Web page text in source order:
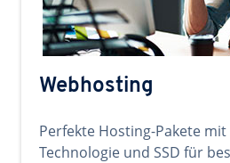
Webhosting
Perfekte Hosting-Pakete
Technologie und SSD für